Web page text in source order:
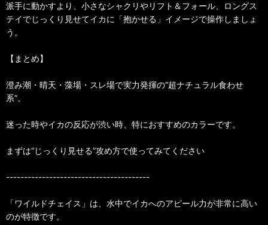
派手に動かすより、小さなシャクリやリフト＆フォール、ロングス
テイでじっくり見せてイカに「抱かせる」イメージで操作しましょ
う。
【まとめ】
澄み潮・晴天・藻場・スレ場で実力発揮の“超ナチュラル食わせ
系”。
迷った時やイカの反応が渋い時、特におすすめのカラーです。
まずは“じっくり見せる”攻め方で使ってみてください
----------------------------------------
「ワイルドチェイス」は、水中でイカへのアピール力が非常に高い
のが特徴です。